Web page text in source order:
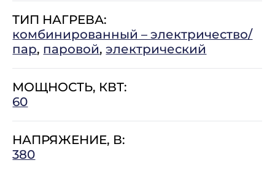
ТИП НАГРЕВА:
комбинированный – электричество/
пар, паровой,электрический
МОЩНОСТЬ, КВТ:
60
НАПРЯЖЕНИЕ, В:
380